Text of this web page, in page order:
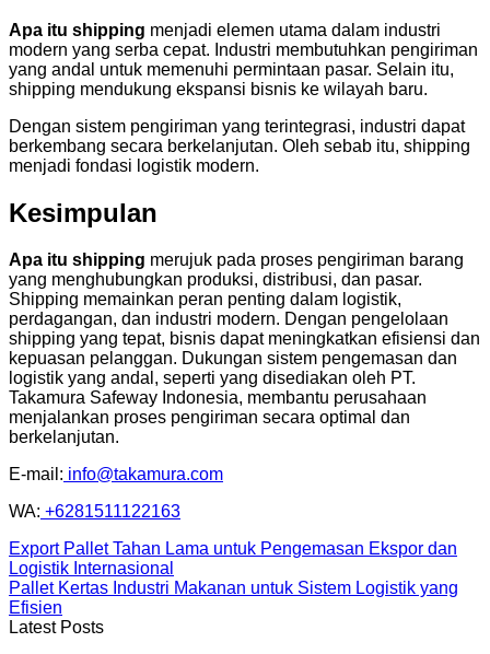
Apa itu shipping menjadi elemen utama dalam industri
modern yang serba cepat. Industri membutuhkan pengiriman
yang andal untuk memenuhi permintaan pasar. Selain itu,
shipping mendukung ekspansi bisnis ke wilayah baru.
Dengan sistem pengiriman yang terintegrasi, industri dapat
berkembang secara berkelanjutan. Oleh sebab itu, shipping
menjadi fondasi logistik modern.
Kesimpulan
Apa itu shipping merujuk pada proses pengiriman barang
yang menghubungkan produksi, distribusi, dan pasar.
Shipping memainkan peran penting dalam logistik,
perdagangan, dan industri modern. Dengan pengelolaan
shipping yang tepat, bisnis dapat meningkatkan efisiensi dan
kepuasan pelanggan. Dukungan sistem pengemasan dan
logistik yang andal, seperti yang disediakan oleh PT.
Takamura Safeway Indonesia, membantu perusahaan
menjalankan proses pengiriman secara optimal dan
berkelanjutan.
E-mail: info@takamura.com
WA: +6281511122163
Export Pallet Tahan Lama untuk Pengemasan Ekspor dan
Logistik Internasional
Pallet Kertas Industri Makanan untuk Sistem Logistik yang
Efisien
Latest Posts